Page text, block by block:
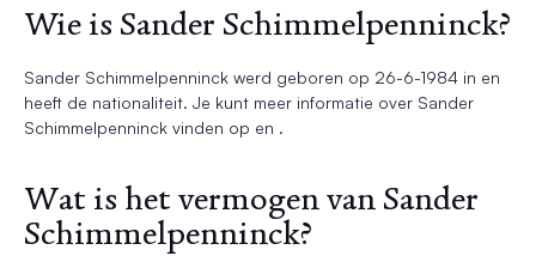
Wie is Sander Schimmelpenninck?
Sander Schimmelpenninck werd geboren op 26-6-1984 in en
heeft de nationaliteit. Je kunt meer informatie over Sander
Schimmelpenninck vinden op en .
Wat is het vermogen van Sander
Schimmelpenninck?